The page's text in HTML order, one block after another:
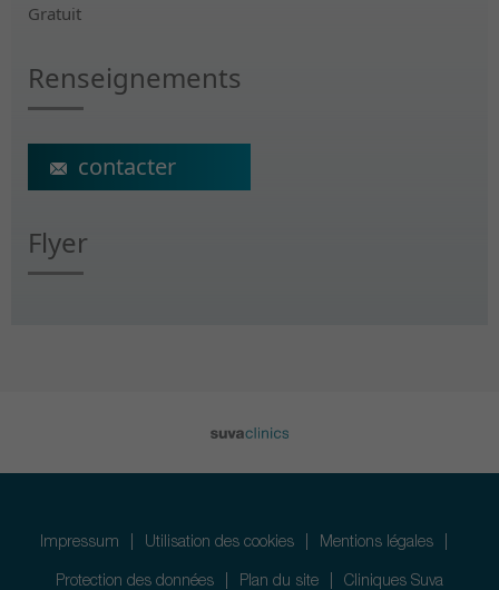
Gratuit
Renseignements
ecs@crr-suva.ch
Flyer
Impressum Utilisation des cookies Mentions légales
Protection des données Plan du site Cliniques Suva